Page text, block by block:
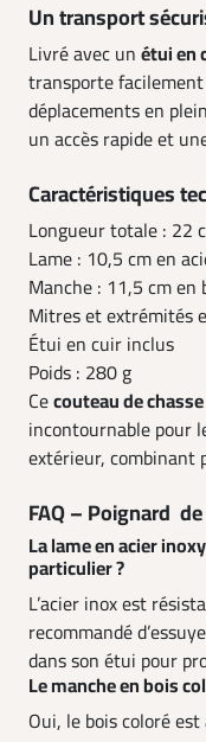
Un transport
Livré avec un étui en
transporte
déplacements en
un accès rapide et
Caractéristiques
Longueur totale : 22
Lame : 10,5 cm en
Manche : 11,5 cm en
Mitres et extrémités
Étui en cuir inclus
Poids : 280 g
Cecouteau de
incontournable pour
extérieur, combinant
FAQ – Poignard
La lame en acier
particulier ?
L’acier inox est
recommandé
dans son étui pour
Le manche en bois
Oui, le bois coloré